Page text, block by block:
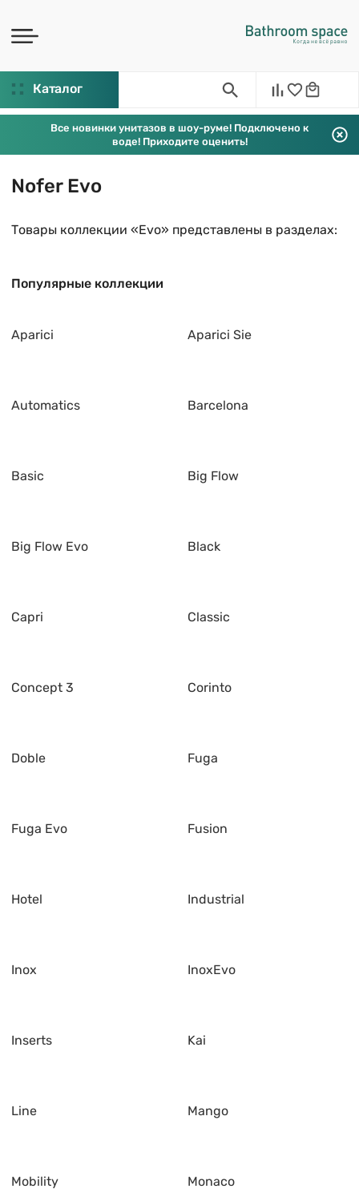
Каталог
Все новинки унитазов в шоу-руме! Подключено к
воде! Приходите оценить!
Nofer Evo
Товары коллекции «Evo» представлены в разделах:
Популярные коллекции
Aparici Aparici Sie
Automatics Barcelona
Basic Big Flow
Big Flow Evo Black
Capri Classic
Concept 3 Corinto
Doble Fuga
Fuga Evo Fusion
Hotel Industrial
Inox InoxEvo
Inserts Kai
Line Mango
Mobility Monaco